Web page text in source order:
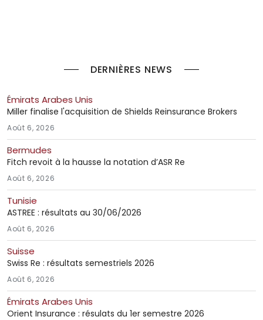
DERNIÈRES NEWS
Émirats Arabes Unis
Miller finalise l'acquisition de Shields Reinsurance Brokers
Août 6, 2026
Bermudes
Fitch revoit à la hausse la notation d’ASR Re
Août 6, 2026
Tunisie
ASTREE : résultats au 30/06/2026
Août 6, 2026
Suisse
Swiss Re : résultats semestriels 2026
Août 6, 2026
Émirats Arabes Unis
Orient Insurance : résulats du 1er semestre 2026